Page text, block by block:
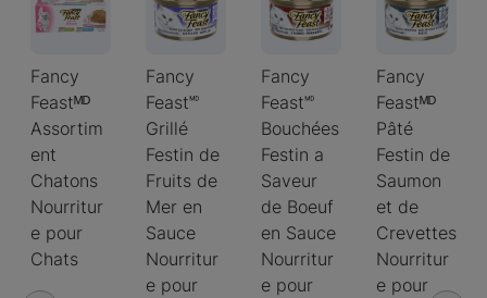
Fancy
Feastᴹᴰ
Assortim
ent
Chatons
Nourritur
e pour
Chats
Fancy
Feast🅫
Grillé
Festin de
Fruits de
Mer en
Sauce
Nourritur
e pour
Fancy
Feast🅫
Bouchées
Festin a
Saveur
de Boeuf
en Sauce
Nourritur
e pour
Fancy
Feastᴹᴰ
Pâté
Festin de
Saumon
et de
Crevettes
Nourritur
e pour